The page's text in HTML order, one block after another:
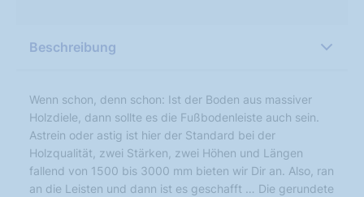
Beschreibung
Wenn schon, denn schon: Ist der Boden aus massiver
Holzdiele, dann sollte es die Fußbodenleiste auch sein.
Astrein oder astig ist hier der Standard bei der
Holzqualität, zwei Stärken, zwei Höhen und Längen
fallend von 1500 bis 3000 mm bieten wir Dir an. Also, ran
an die Leisten und dann ist es geschafft … Die gerundete